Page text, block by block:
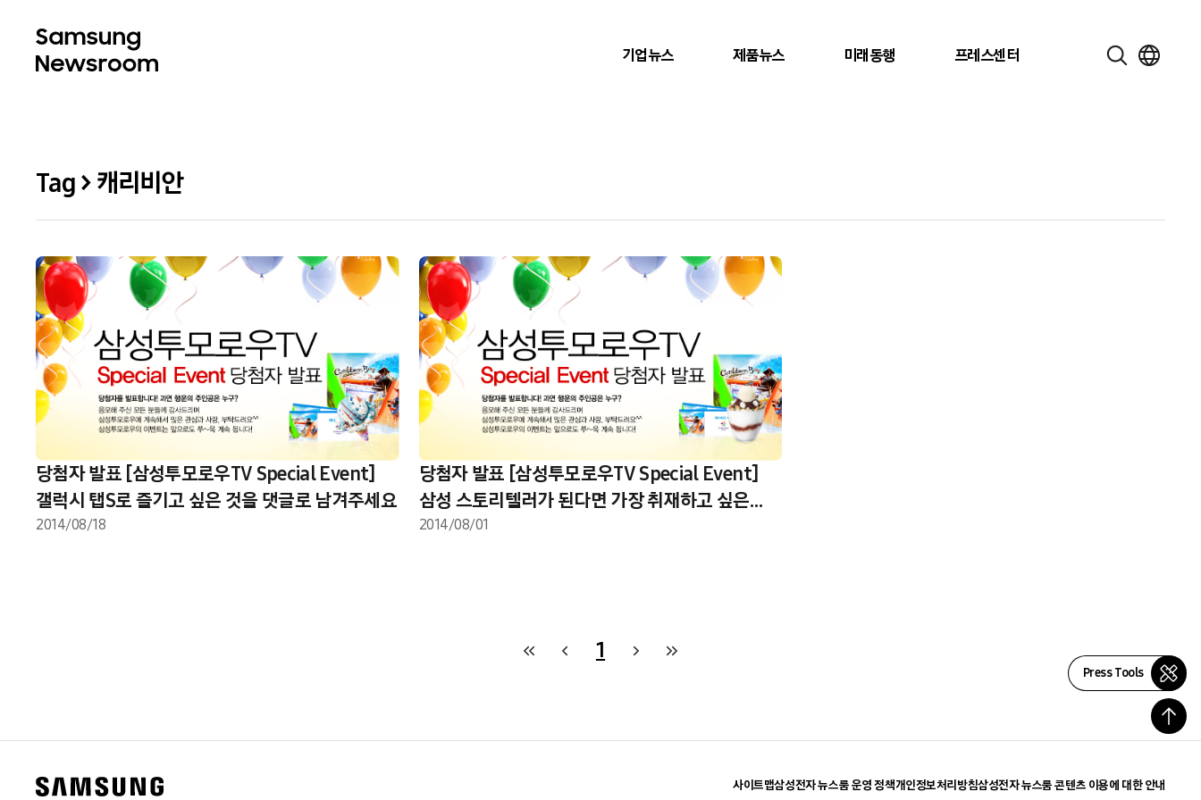
기업뉴스 제품뉴스 미래동행 프레스센터
Tag > 캐리비안
당첨자 발표 [삼성투모로우TV Special Event]
갤럭시 탭S로 즐기고 싶은 것을 댓글로 남겨주세요
2014/08/18
당첨자 발표 [삼성투모로우TV Special Event]
삼성 스토리텔러가 된다면 가장 취재하고 싶은
것을 댓글로 남겨주세요
2014/08/01
1
Press Tools
사이트맵삼성전자 뉴스룸 운영 정책개인정보처리방침삼성전자 뉴스룸 콘텐츠 이용에 대한 안내